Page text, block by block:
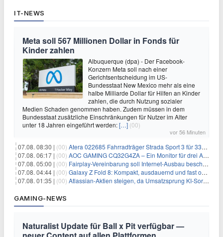
IT-NEWS
Meta soll 567 Millionen Dollar in Fonds für
Kinder zahlen
Albuquerque (dpa) - Der Facebook-
Konzern Meta soll nach einer
Gerichtsentscheidung im US-
Bundesstaat New Mexico mehr als eine
halbe Milliarde Dollar für Hilfen an Kinder
zahlen, die durch Nutzung sozialer
Medien Schaden genommen haben. Zudem müssen in dem
Bundesstaat zusätzliche Einschränkungen für Nutzer im Alter
unter 18 Jahren eingeführt werden:[…] (00)
vor 56 Minuten
07.08. 08:30 | (00) Atera 022685 Fahrradträger Strada Sport 3 für 337,48€
07.08. 06:17 | (00) AOC GAMING CQ32G4ZA – Ein Monitor für drei Arten von Spielen
07.08. 05:00 | (00) Fairplay-Vereinbarung soll Internet-Ausbau beschleunigen
07.08. 04:44 | (00) Galaxy Z Fold 8: Kompakt, ausdauernd und fast ohne Falte
07.08. 01:35 | (00) Atlassian-Aktien steigen, da Umsatzsprung KI-Sorgen dämpft
GAMING-NEWS
Naturalist Update für Ball x Pit verfügbar —